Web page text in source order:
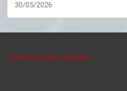
30/05/2026
Tweets by data_basquet